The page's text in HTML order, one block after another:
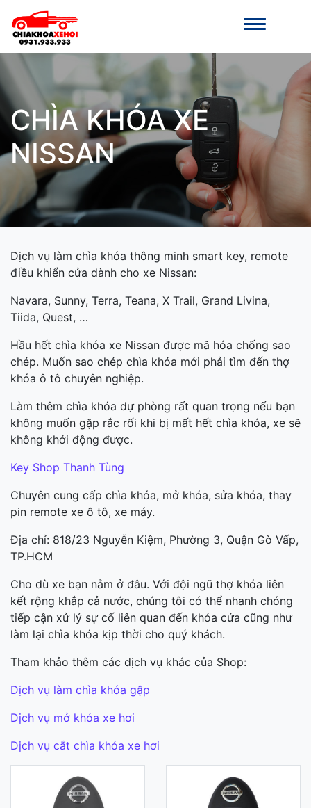
CHÌA KHÓA XE
NISSAN
Dịch vụ làm chìa khóa thông minh smart key, remote
điều khiển cửa dành cho xe Nissan:
Navara, Sunny, Terra, Teana, X Trail, Grand Livina,
Tiida, Quest, …
Hầu hết chìa khóa xe Nissan được mã hóa chống sao
chép. Muốn sao chép chìa khóa mới phải tìm đến thợ
khóa ô tô chuyên nghiệp.
Làm thêm chìa khóa dự phòng rất quan trọng nếu bạn
không muốn gặp rắc rối khi bị mất hết chìa khóa, xe sẽ
không khởi động được.
Key Shop Thanh Tùng
Chuyên cung cấp chìa khóa, mở khóa, sửa khóa, thay
pin remote xe ô tô, xe máy.
Địa chỉ: 818/23 Nguyễn Kiệm, Phường 3, Quận Gò Vấp,
TP.HCM
Cho dù xe bạn nằm ở đâu. Với đội ngũ thợ khóa liên
kết rộng khắp cả nước, chúng tôi có thể nhanh chóng
tiếp cận xử lý sự cố liên quan đến khóa cửa cũng như
làm lại chìa khóa kịp thời cho quý khách.
Tham khảo thêm các dịch vụ khác của Shop:
Dịch vụ làm chìa khóa gập
Dịch vụ mở khóa xe hơi
Dịch vụ cắt chìa khóa xe hơi